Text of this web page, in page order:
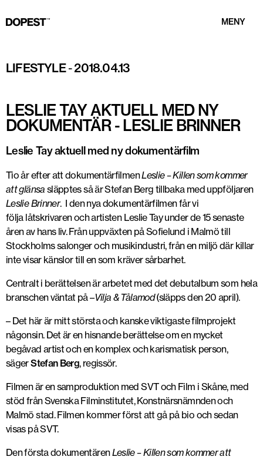
MENY
LIFESTYLE-2018.04.13
LESLIE TAY AKTUELL MED NY
DOKUMENTÄR - LESLIE BRINNER
Leslie Tay aktuell med ny dokumentärfilm
Tio år efter att dokumentärfilmenLeslie – Killen som kommer
att glänsa släpptes så är Stefan Berg tillbaka med uppföljaren
Leslie Brinner. I den nya dokumentärfilmen får vi
följa låtskrivaren och artisten Leslie Tay under de 15 senaste
åren av hans liv. Från uppväxten på Sofielund i Malmö till
Stockholms salonger och musikindustri, från en miljö där killar
inte visar känslor till en som kräver sårbarhet.
Centralt i berättelsen är arbetet med det debutalbum som hela
branschen väntat på –Vilja & Tålamod(släpps den 20 april).
– Det här är mitt största och kanske viktigaste filmprojekt
någonsin. Det är en hisnande berättelse om en mycket
begåvad artist och en komplex och karismatisk person,
sägerStefan Berg, regissör.
Filmen är en samproduktion med SVT och Film i Skåne, med
stöd från Svenska Filminstitutet, Konstnärsnämnden och
Malmö stad. Filmen kommer först att gå på bio och sedan
visas på SVT.
Den första dokumentärenLeslie – Killen som kommer att